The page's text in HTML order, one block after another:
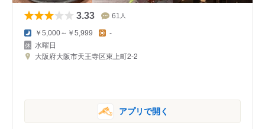
3.33 61 人
￥5,000～￥5,999 -
水曜日
大阪府大阪市天王寺区東上町2-2
アプリで開く